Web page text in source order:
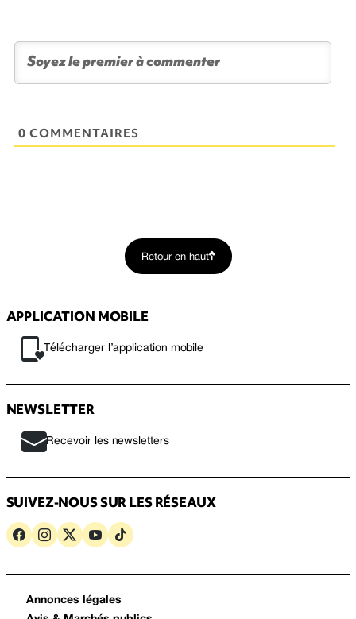
0 COMMENTAIRES
Retour en haut
APPLICATION MOBILE
Télécharger l’application mobile
NEWSLETTER
Recevoir les newsletters
SUIVEZ-NOUS SUR LES RÉSEAUX
Annonces légales